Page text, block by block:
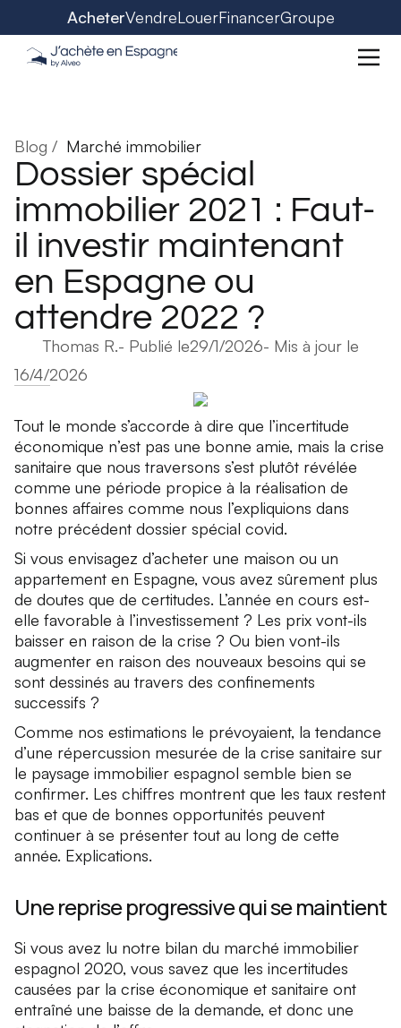
AcheterVendreLouerFinancerGroupe
Blog / Marché immobilier
Dossier spécial
immobilier 2021 : Faut-
il investir maintenant
en Espagne ou
attendre 2022 ?
Thomas R.- Publié le29/1/2026- Mis à jour le
16/4/2026
Tout le monde s’accorde à dire que l’incertitude
économique n’est pas une bonne amie, mais la crise
sanitaire que nous traversons s’est plutôt révélée
comme une période propice à la réalisation de
bonnes affaires comme nous l’expliquions dans
notre précédent dossier spécial covid.
Si vous envisagez d’acheter une maison ou un
appartement en Espagne, vous avez sûrement plus
de doutes que de certitudes. L’année en cours est-
elle favorable à l’investissement ? Les prix vont-ils
baisser en raison de la crise ? Ou bien vont-ils
augmenter en raison des nouveaux besoins qui se
sont dessinés au travers des confinements
successifs ?
Comme nos estimations le prévoyaient, la tendance
d’une répercussion mesurée de la crise sanitaire sur
le paysage immobilier espagnol semble bien se
confirmer. Les chiffres montrent que les taux restent
bas et que de bonnes opportunités peuvent
continuer à se présenter tout au long de cette
année. Explications.
Une reprise progressive qui se maintient
Si vous avez lu notre bilan du marché immobilier
espagnol 2020, vous savez que les incertitudes
causées par la crise économique et sanitaire ont
entraîné une baisse de la demande, et donc une